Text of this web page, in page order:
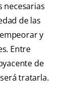
necesarias
de las
y
Entre
de
tratarla.